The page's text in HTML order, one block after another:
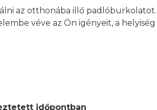
az otthonába illő
véve az Ön igényeit, a
időpontban